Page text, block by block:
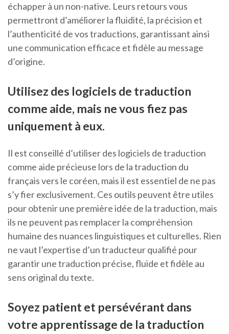
échapper à un non-native. Leurs retours vous
permettront d’améliorer la fluidité, la précision et
l’authenticité de vos traductions, garantissant ainsi
une communication efficace et fidèle au message
d’origine.
Utilisez des logiciels de traduction
comme aide, mais ne vous fiez pas
uniquement à eux.
Il est conseillé d’utiliser des logiciels de traduction
comme aide précieuse lors de la traduction du
français vers le coréen, mais il est essentiel de ne pas
s’y fier exclusivement. Ces outils peuvent être utiles
pour obtenir une première idée de la traduction, mais
ils ne peuvent pas remplacer la compréhension
humaine des nuances linguistiques et culturelles. Rien
ne vaut l’expertise d’un traducteur qualifié pour
garantir une traduction précise, fluide et fidèle au
sens original du texte.
Soyez patient et persévérant dans
votre apprentissage de la traduction